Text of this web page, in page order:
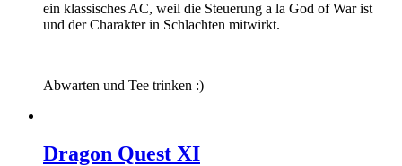
ein klassisches AC, weil die Steuerung a la God of War ist
und der Charakter in Schlachten mitwirkt.
Abwarten und Tee trinken :)
Dragon Quest XI